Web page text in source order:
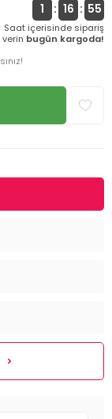
1 : 16 : 55
Saat içerisinde sipariş
verin bugün kargoda!